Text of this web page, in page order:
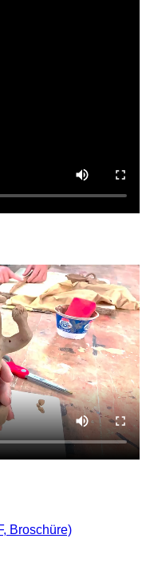
Broschüre)